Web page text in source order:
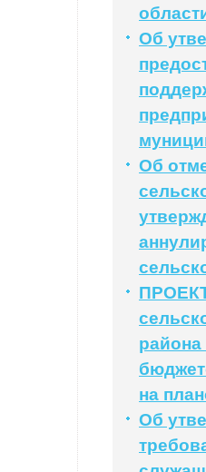
Об
Об
на
Об